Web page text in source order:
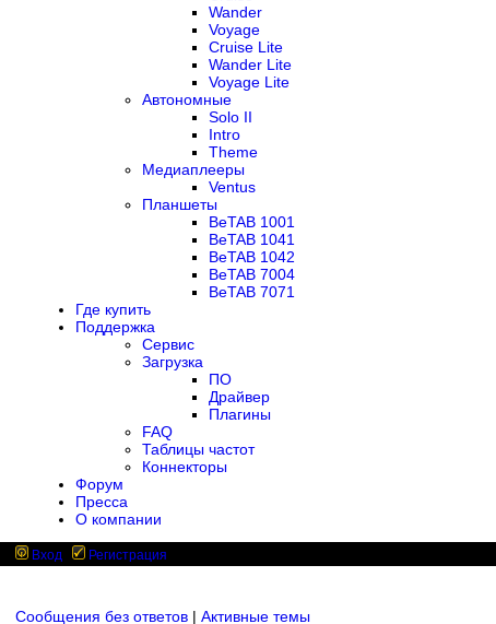
Wander
Voyage
Cruise Lite
Wander Lite
Voyage Lite
Автономные
Solo II
Intro
Theme
Медиаплееры
Ventus
Планшеты
BeTAB 1001
BeTAB 1041
BeTAB 1042
BeTAB 7004
BeTAB 7071
Где купить
Поддержка
Сервис
Загрузка
ПО
Драйвер
Плагины
FAQ
Таблицы частот
Коннекторы
Форум
Пресса
О компании
Вход Регистрация
Сообщения без ответов | Активные темы